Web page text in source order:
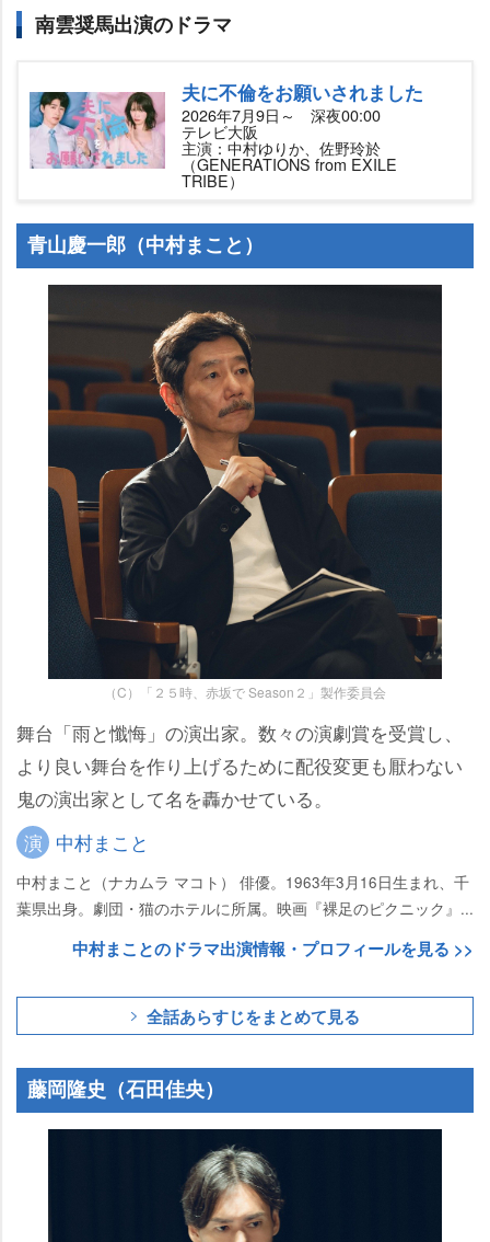
南雲奨馬出演のドラマ
夫に不倫をお願いされました
2026年7月9日～ 深夜00:00
テレビ大阪
主演：中村ゆりか、佐野玲於
（GENERATIONS from EXILE
TRIBE）
青山慶一郎（中村まこと）
（C）「２５時、赤坂で Season２」製作委員会
舞台「雨と懺悔」の演出家。数々の演劇賞を受賞し、
より良い舞台を作り上げるために配役変更も厭わない
鬼の演出家として名を轟かせている。
演 中村まこと
中村まこと（ナカムラ マコト） 俳優。1963年3月16日生まれ、千
葉県出身。劇団・猫のホテルに所属。映画『裸足のピクニック』...
中村まことのドラマ出演情報・プロフィールを見る >>
全話あらすじをまとめて見る
藤岡隆史（石田佳央）